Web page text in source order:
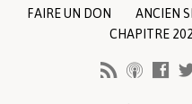
FAIRE UN DON ANCIEN
CHAPITRE